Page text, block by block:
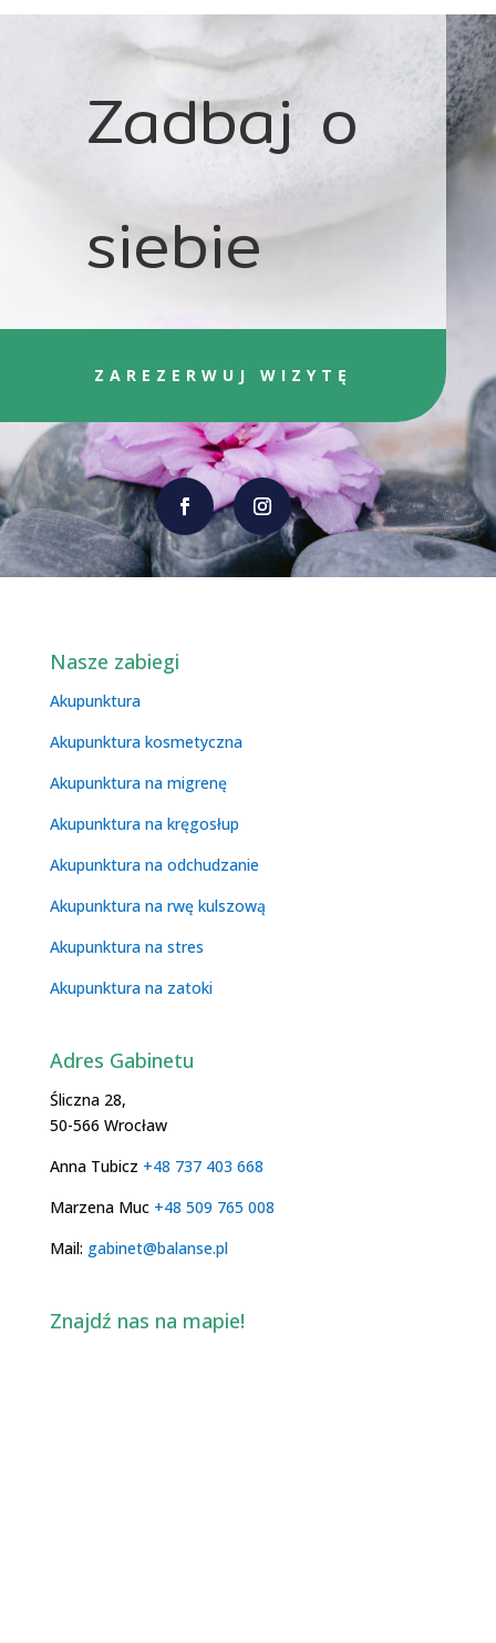
Zadbaj o
siebie
ZAREZERWUJ WIZYTĘ
Nasze zabiegi
Akupunktura
Akupunktura kosmetyczna
Akupunktura na migrenę
Akupunktura na kręgosłup
Akupunktura na odchudzanie
Akupunktura na rwę kulszową
Akupunktura na stres
Akupunktura na zatoki
Adres Gabinetu
Śliczna 28,
50-566 Wrocław
Anna Tubicz +48 737 403 668
Marzena Muc +48 509 765 008
Mail: gabinet@balanse.pl
Znajdź nas na mapie!